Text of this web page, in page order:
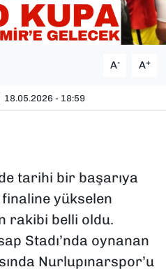
A- A+
18.05.2026 - 18:59
tarihi bir başarıya
yükselen
rakibi belli oldu.
Stadı’nda oynanan
Nurlupınarspor’u